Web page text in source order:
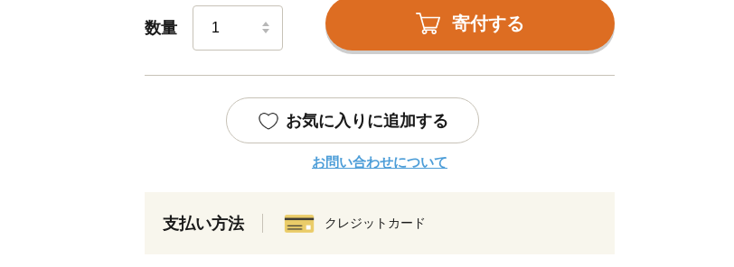
数量 寄付する
お気に入りに追加する
お問い合わせについて
支払い方法 クレジットカード